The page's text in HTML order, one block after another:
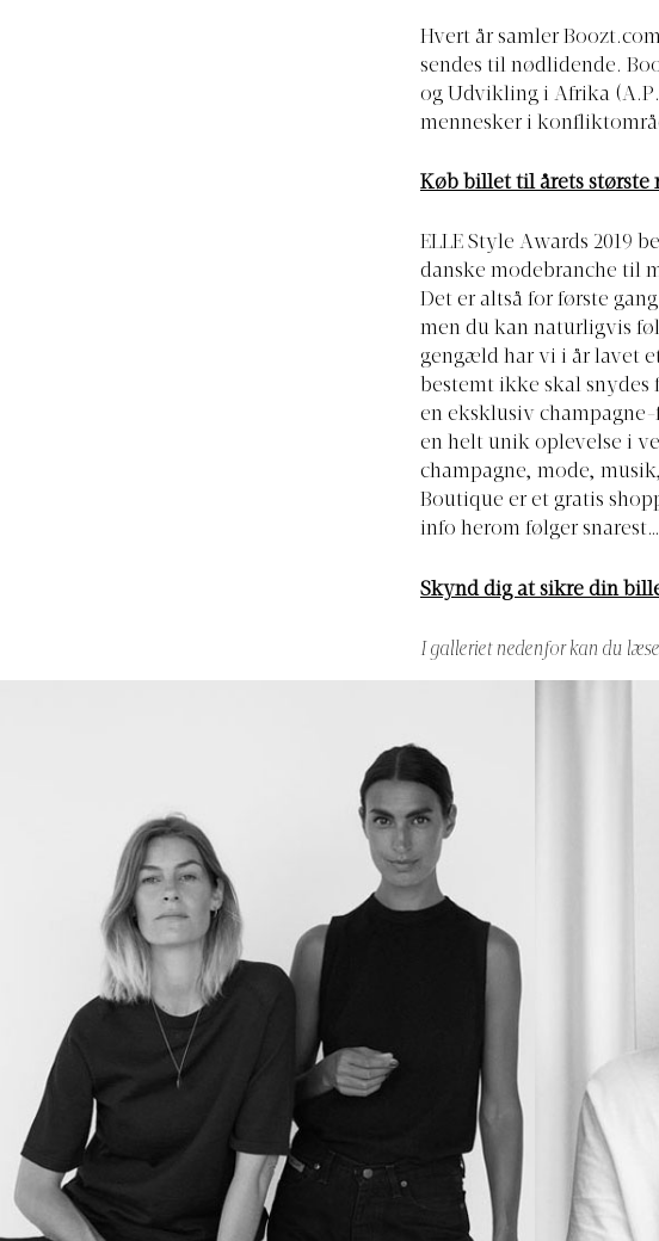
Hvert år samler
sendes til nødlidende.
og Udvikling i Afrika
mennesker i
Køb billet til årets største
ELLE Style Awards 2019
danske modebranche til
Det er altså for første
men du kan naturligvis
gengæld har vi i år lavet
bestemt ikke skal snydes
en eksklusiv
en helt unik oplevelse i
champagne, mode,
Boutique er et gratis
info herom følger snarest…
Skynd dig at sikre din
I galleriet nedenfor kan du læse